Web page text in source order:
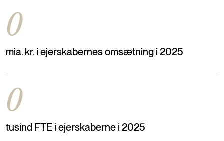
0
mia. kr. i ejerskabernes omsætning i 2025
0
tusind FTE i ejerskaberne i 2025